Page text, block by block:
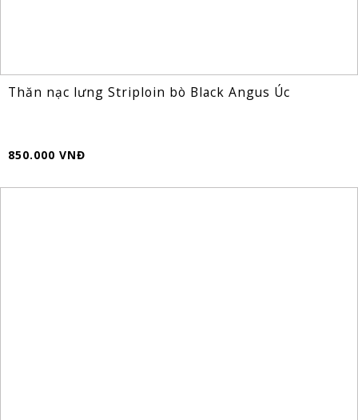
Thăn nạc lưng Striploin bò Black Angus Úc
850.000 VNĐ